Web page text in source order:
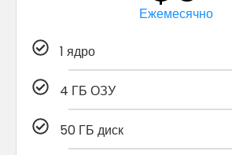
Ежемесячно
1 ядро
4 ГБ ОЗУ
50 ГБ диск